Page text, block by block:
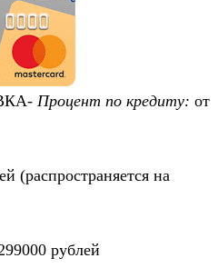
Процент по кредиту: от
(распространяется на
рублей